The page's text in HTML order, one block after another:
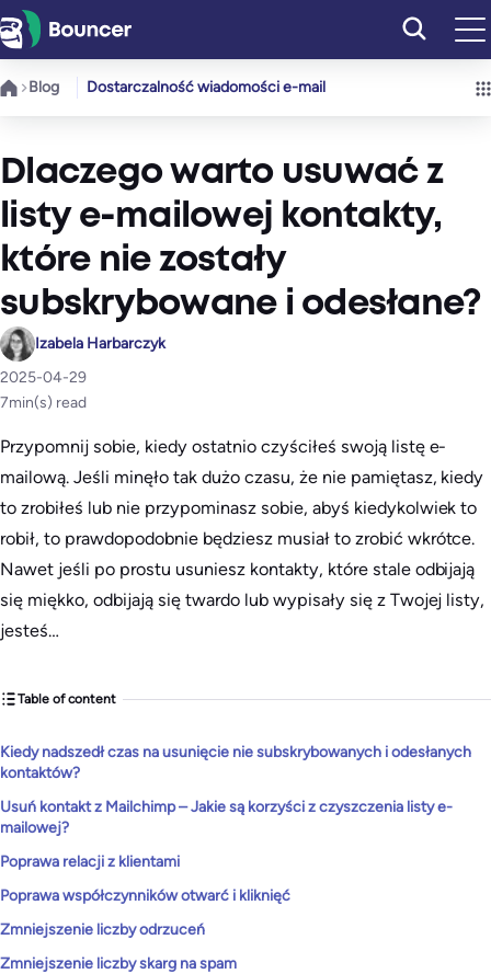
Przejdź
do
treści
Blog Dostarczalność wiadomości e-mail
Dlaczego warto usuwać z
listy e-mailowej kontakty,
które nie zostały
subskrybowane i odesłane?
Izabela Harbarczyk
2025-04-29
7min(s) read
Przypomnij sobie, kiedy ostatnio czyściłeś swoją listę e-
mailową. Jeśli minęło tak dużo czasu, że nie pamiętasz, kiedy
to zrobiłeś lub nie przypominasz sobie, abyś kiedykolwiek to
robił, to prawdopodobnie będziesz musiał to zrobić wkrótce.
Nawet jeśli po prostu usuniesz kontakty, które stale odbijają
się miękko, odbijają się twardo lub wypisały się z Twojej listy,
jesteś…
Table of content
Kiedy nadszedł czas na usunięcie nie subskrybowanych i odesłanych
kontaktów?
Usuń kontakt z Mailchimp – Jakie są korzyści z czyszczenia listy e-
mailowej?
Poprawa relacji z klientami
Poprawa współczynników otwarć i kliknięć
Zmniejszenie liczby odrzuceń
Zmniejszenie liczby skarg na spam